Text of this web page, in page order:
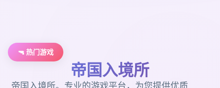
🔫 热门游戏
帝国入境所
帝国入境所。专业的游戏平台，为您提供优质